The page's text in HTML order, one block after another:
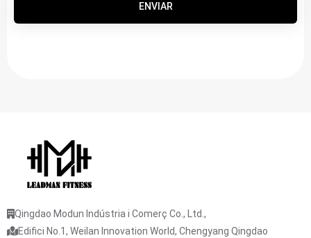
ENVIAR
Qingdao Modun Indústria i Comerç Co., Ltd.,
Edifici No.1, Weilan Innovation World, Chengyang Qingdao